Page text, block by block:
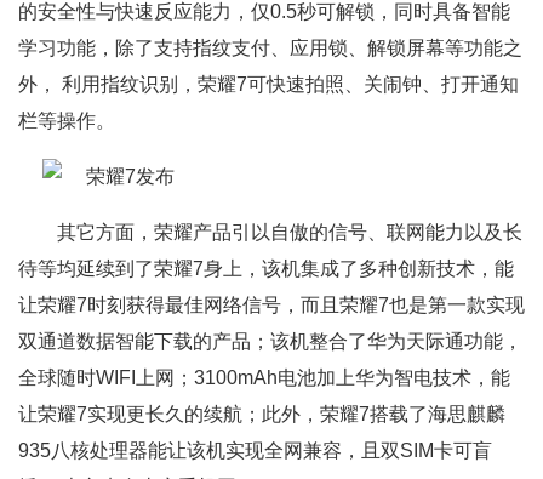
的安全性与快速反应能力，仅0.5秒可解锁，同时具备智能
学习功能，除了支持指纹支付、应用锁、解锁屏幕等功能之
外， 利用指纹识别，荣耀7可快速拍照、关闹钟、打开通知
栏等操作。
其它方面，荣耀产品引以自傲的信号、联网能力以及长
待等均延续到了荣耀7身上，该机集成了多种创新技术，能
让荣耀7时刻获得最佳网络信号，而且荣耀7也是第一款实现
双通道数据智能下载的产品；该机整合了华为天际通功能，
全球随时WIFI上网；3100mAh电池加上华为智电技术，能
让荣耀7实现更长久的续航；此外，荣耀7搭载了海思麒麟
935八核处理器能让该机实现全网兼容，且双SIM卡可盲